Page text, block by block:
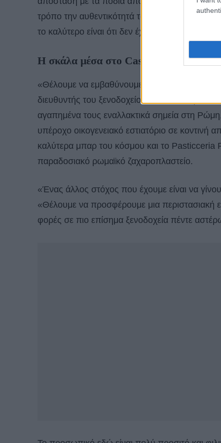
τρόπο την αυθεντικότητά του — δεν θα βρείτε
το καλύτερο είναι ότι δεν έχει υπάρξει ποτέ
Η σκάλα μέσα στο Casa Monti και το
«Θέλουμε να εμβαθύνουμε τη σύνδεση με τη
διευθυντής του ξενοδοχείου. Αυτός και η
αγαπημένα τους εναλλακτικά σημεία στη
υπέροχο οικογενειακό εστιατόριο σε
καλύτερα μπαρ του κόσμου και το Pasticceria
παραδοσιακό ρωμαϊκό ζαχαροπλαστείο.
«Ένας άλλος στόχος που έχουμε είναι να
«Θέλουμε να προσφέρουμε μια περιστασιακή
φορές σε πιο επίσημα ξενοδοχεία πέντε